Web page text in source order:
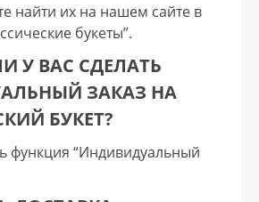
найти их на нашем сайте в
букеты”.
У ВАС СДЕЛАТЬ
ЗАКАЗ НА
БУКЕТ?
функция “Индивидуальный